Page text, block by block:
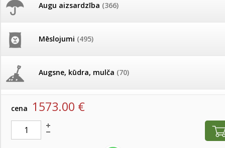
Augu aizsardzība (366)
Mēslojumi (495)
Augsne, kūdra, mulča (70)
Podi un kasetes
Augu laistīšana
Pašlasīšanas vietu katalogs
26.05. Vebinārs - Kā ierobežot
gliemežus piemājas dārzā un
Darba laiks Līgo svētkos
Ūdens piemērotības noteikšana
smidzinājumu veikšanai
frēze + mulčieris +
AKCIJAS komplekts -
AKCIJAS komplekts -
MID MOWER +
Augsnes apstrādei
Produkti »Traktori, tehnika, rezerves daļas, serviss
Augsnes apstrādei
Augsnes frēze horizontālā Solis SLX135
artikuls:
cena 1573.00 €